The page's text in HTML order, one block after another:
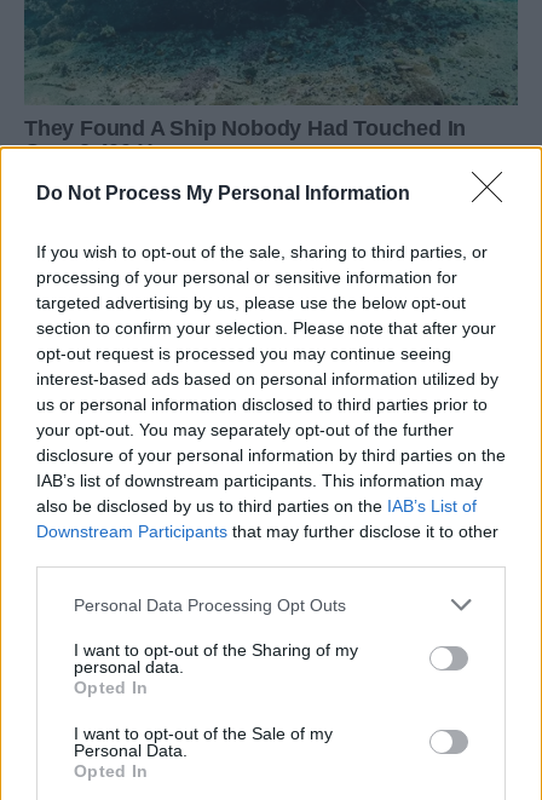
Do Not Process My Personal Information
If you wish to opt-out of the sale, sharing to third parties, or
processing of your personal or sensitive information for
targeted advertising by us, please use the below opt-out
section to confirm your selection. Please note that after your
opt-out request is processed you may continue seeing
interest-based ads based on personal information utilized by
us or personal information disclosed to third parties prior to
your opt-out. You may separately opt-out of the further
disclosure of your personal information by third parties on the
IAB’s list of downstream participants. This information may
also be disclosed by us to third parties on the IAB’s List of
Downstream Participants that may further disclose it to other
Personal Data Processing Opt Outs
I want to opt-out of the Sharing of my
personal data.
Opted In
I want to opt-out of the Sale of my
Personal Data.
Opted In